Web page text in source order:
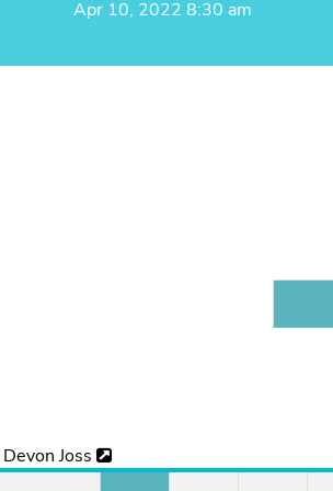
Apr 10, 2022 8:30 am
Devon Joss